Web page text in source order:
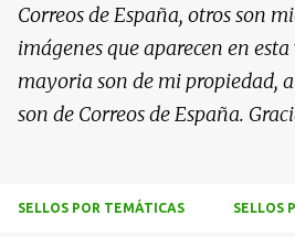
Correos de España, otros son
imágenes que aparecen en
mayoria son de mi propiedad,
son de Correos de España.
SELLOS POR TEMÁTICAS SELLOS